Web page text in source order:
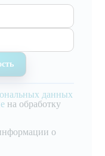
данных
на обработку
о